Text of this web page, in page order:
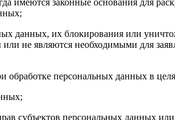
имеются законные основания для
данных, их блокирования или
не являются необходимыми для
обработке персональных данных в
субъектов персональных данных